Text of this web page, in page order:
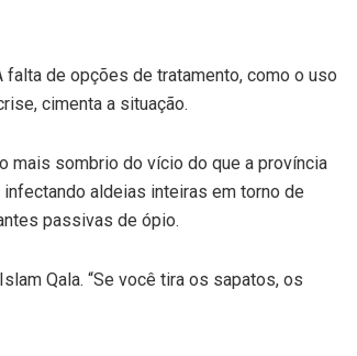
falta de opções de tratamento, como o uso
cimenta a situação.
mais sombrio do vício do que a província
aldeias inteiras em torno de
passivas de ópio.
Qala. “Se você tira os sapatos, os